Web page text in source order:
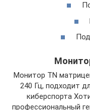
Монитор TN
240 Гц, подходит
киберспорта
профессиональный